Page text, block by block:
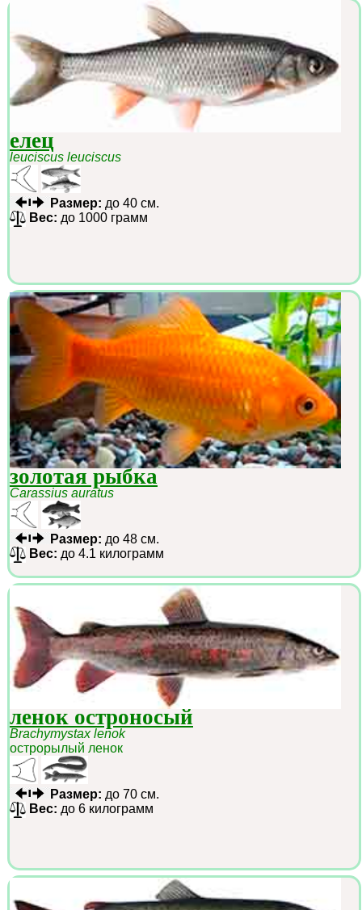
елец
leuciscus leuciscus
Размер: до 40 см.
Вес: до 1000 грамм
золотая рыбка
Carassius auratus
Размер: до 48 см.
Вес: до 4.1 килограмм
ленок остроносый
Brachymystax lenok
острорылый ленок
Размер: до 70 см.
Вес: до 6 килограмм